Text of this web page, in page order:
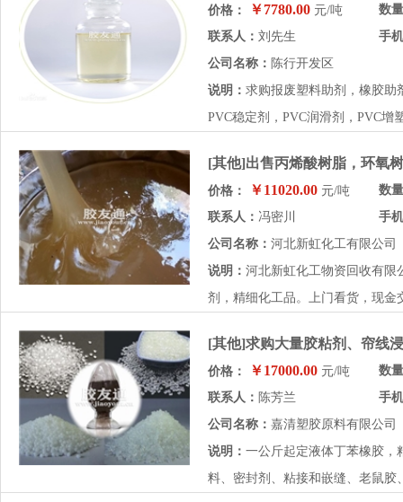
价格： ￥7780.00 元/吨
数
联系人： 刘先生
手
公司名称： 陈行开发区
说明： 求购报废塑料助剂，橡胶助
PVC稳定剂，PVC润滑剂，PVC增
[其他]出售丙烯酸树脂，环氧
价格： ￥11020.00 元/吨
数
联系人： 冯密川
手
公司名称： 河北新虹化工有限公司
说明： 河北新虹化工物资回收有限
剂，精细化工品。上门看货，现
[其他]求购大量胶粘剂、帘线
价格： ￥17000.00 元/吨
数
联系人： 陈芳兰
手
公司名称： 嘉清塑胶原料有限公司
说明： 一公斤起定液体丁苯橡胶，
料、密封剂、粘接和嵌缝、老鼠胶